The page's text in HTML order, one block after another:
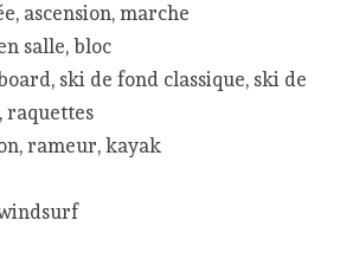
ascension, marche
salle, bloc
ski de fond classique, ski de
raquettes
rameur, kayak